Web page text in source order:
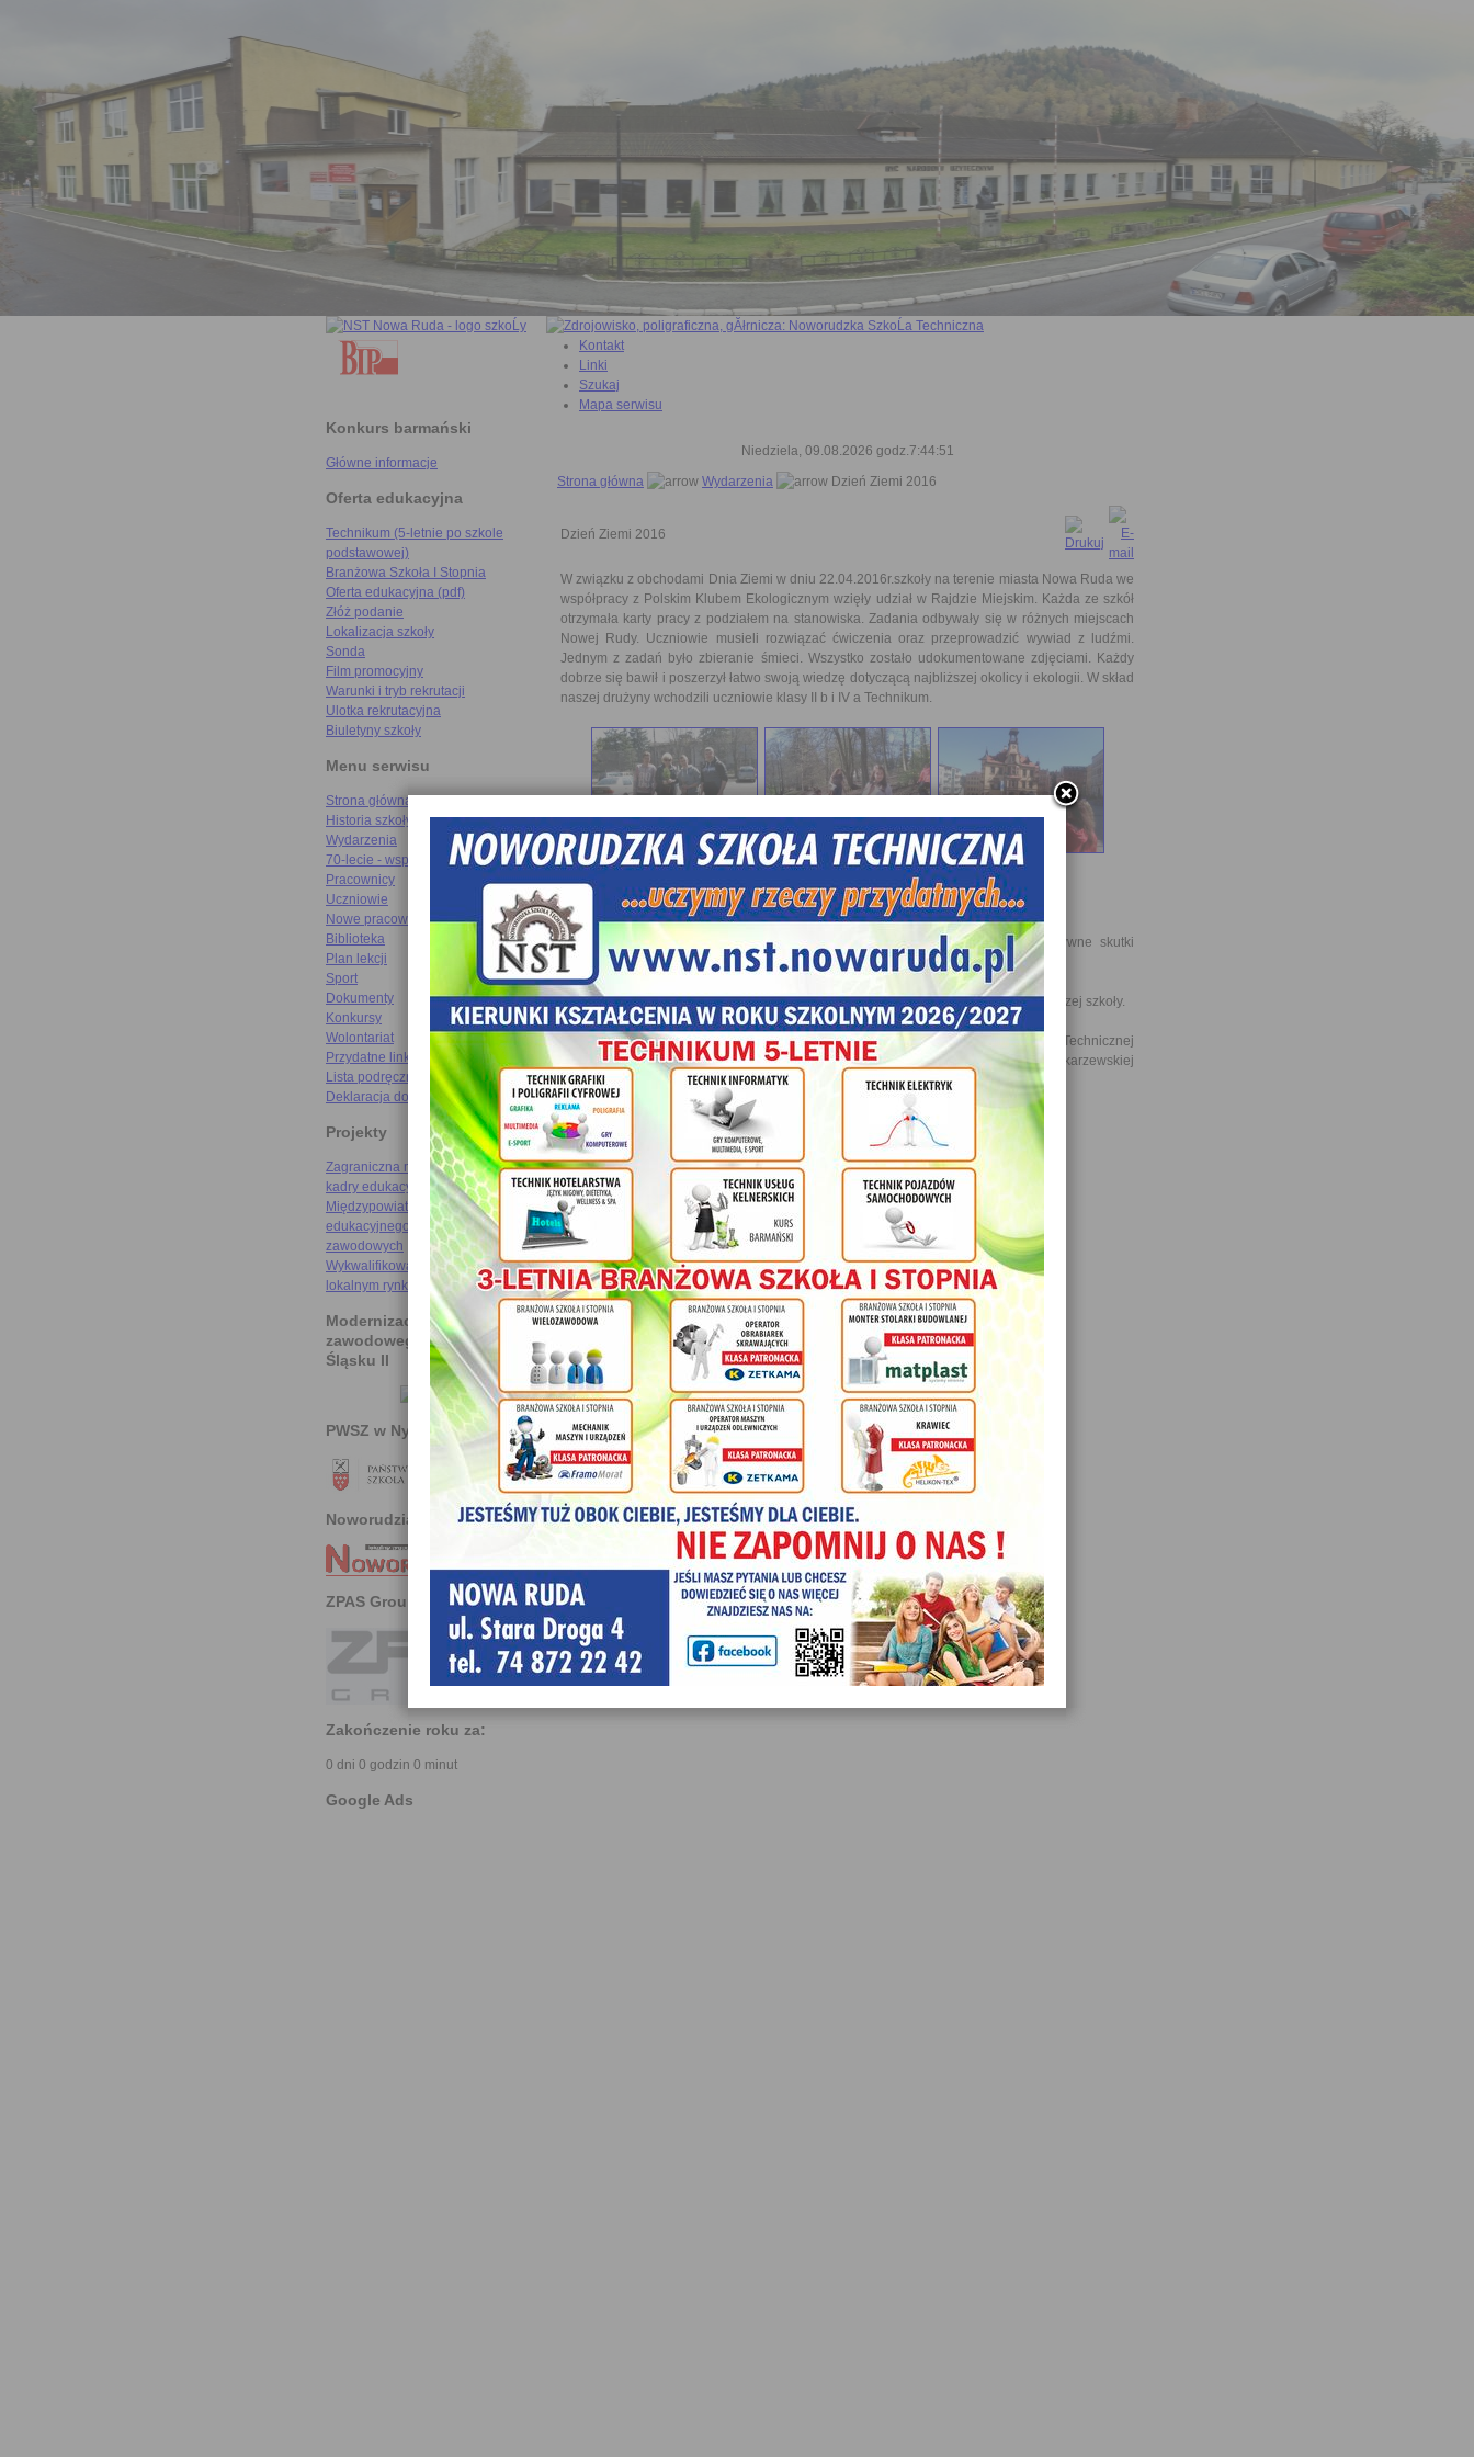
Konkurs barmański
Główne informacje
Oferta edukacyjna
Technikum (5-letnie po szkole
podstawowej)
Branżowa Szkoła I Stopnia
Oferta edukacyjna (pdf)
Złóż podanie
Lokalizacja szkoły
Sonda
Film promocyjny
Warunki i tryb rekrutacji
Ulotka rekrutacyjna
Biuletyny szkoły
Menu serwisu
Strona główna
Historia szkoły
Wydarzenia
70-lecie - wspomnienia
Pracownicy
Uczniowie
Nowe pracownie
Biblioteka
Plan lekcji
Sport
Dokumenty
Konkursy
Wolontariat
Przydatne linki
Lista podręczników
Deklaracja dostępności
Projekty
Zagraniczna mobilność szkolnej
kadry edukacyjnej
Międzypowiatowa droga do
edukacyjnego sukcesu szkół
zawodowych
Wykwalifikowani rzemieślnicy na
lokalnym rynku pracy
Modernizacja kształcenia
zawodowego na Dolnym
Śląsku II
PWSZ w Nysie
Noworudzianin
ZPAS Group
Zakończenie roku za:
0 dni 0 godzin 0 minut
Google Ads
Kontakt
Linki
Szukaj
Mapa serwisu
Niedziela, 09.08.2026 godz.7:44:52
Strona główna
Wydarzenia Dzień Ziemi 2016
Dzień Ziemi 2016
W związku z obchodami Dnia Ziemi w dniu 22.04.2016r.szkoły na terenie miasta Nowa Ruda we
współpracy z Polskim Klubem Ekologicznym wzięły udział w Rajdzie Miejskim. Każda ze szkół
otrzymała karty pracy z podziałem na stanowiska. Zadania odbywały się w różnych miejscach
Nowej Rudy. Uczniowie musieli rozwiązać ćwiczenia oraz przeprowadzić wywiad z ludźmi.
Jednym z zadań było zbieranie śmieci. Wszystko zostało udokumentowane zdjęciami. Każdy
dobrze się bawił i poszerzył łatwo swoją wiedzę dotyczącą najbliższej okolicy i ekologii. W skład
naszej drużyny wchodzili uczniowie klasy II b i IV a Technikum.
Drużyny które zgłosiły się do rajdu pod opieką opiekunów musiały:
- umieć posługiwać się mapą i kompasem, kluczem do oznaczania roślin;
- znać historię Dnia Ziemi;
- potrafić wyjaśnić treść skrótów: OZE, ZSEiE, PET;
- wiedzieć na czym polega zasada „3R”, czym jest niska emisja, jakie negatywne skutki
powoduje i jakie działania indywidualnie i zbiorowo należy podjąć aby ja ograniczyć.
To była cenna lekcja ekologii.
Dzień Ziemi uczciliśmy również symbolicznym posadzeniem drzewek na terenie naszej szkoły.
Uczniowie Noworudzkiej Szkoły Technicznej
pod opieką Pani Agnieszki Łaskarzewskiej